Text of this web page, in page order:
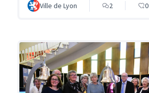
Ville de Lyon 2 0